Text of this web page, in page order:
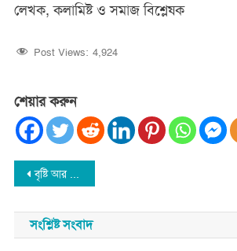
লেখক, কলামিষ্ট ও সমাজ বিশ্লেষক
Post Views: 4,924
শেয়ার করুন
Post
navigation
বৃষ্টি আর পাহাড়ি ঢলে সুরমা নদীর পানির বিপদসীমার ওপরে
সংশ্লিষ্ট সংবাদ